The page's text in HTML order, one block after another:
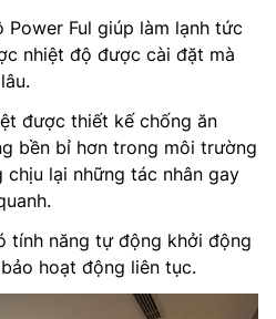
Power Ful giúp làm lạnh tức
nhiệt độ được cài đặt mà
được thiết kế chống ăn
bền bỉ hơn trong môi trường
chịu lại những tác nhân gay
tính năng tự động khởi động
hoạt động liên tục.